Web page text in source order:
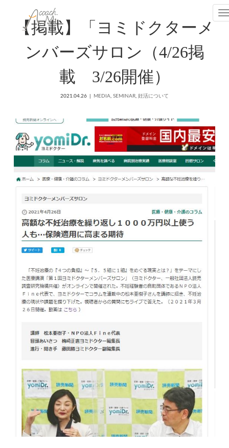
【掲載】「ヨミドクターメ
ンバーズサロン（4/26掲
載 3/26開催）
2021.04.26 MEDIA, SEMINAR, 妊活について